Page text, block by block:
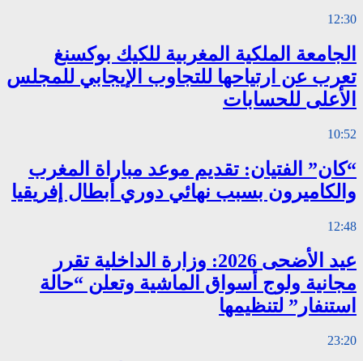
12:30
الجامعة الملكية المغربية للكيك بوكسنغ
تعرب عن ارتياحها للتجاوب الإيجابي للمجلس
الأعلى للحسابات
10:52
“كان” الفتيان: تقديم موعد مباراة المغرب
والكاميرون بسبب نهائي دوري أبطال إفريقيا
12:48
عيد الأضحى 2026: وزارة الداخلية تقرر
مجانية ولوج أسواق الماشية وتعلن “حالة
استنفار” لتنظيمها
23:20